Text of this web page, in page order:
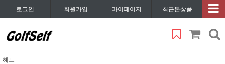
로그인 회원가입 마이페이지 최근본상품
헤드